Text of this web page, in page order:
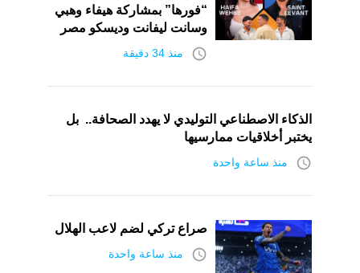
“فورها” بمشاركة هيفاء وهبي
وسانت ليفانت وديسكو مصر
access_time منذ 34 دقيقة
الذكاء الاصطناعي التوليدي لا يهدد الصحافة.. بل
يختبر أخلاقيات ممارسيها
access_time منذ ساعة واحدة
صراع تركي لضم لاعب الهلال
access_time منذ ساعة واحدة